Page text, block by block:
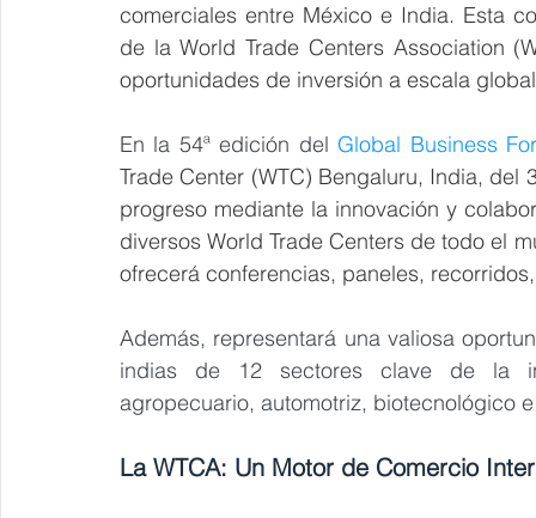
comerciales entre México e India. Esta
de la World Trade Centers Association
oportunidades de inversión a escala
En la 54ª edición del Global Business
Trade Center (WTC) Bengaluru, India,
progreso mediante la innovación y
diversos World Trade Centers de todo el
ofrecerá conferencias, paneles,
Además, representará una valiosa
indias de 12 sectores clave de la
agropecuario, automotriz, biotecnológico
La WTCA: Un Motor de Comercio